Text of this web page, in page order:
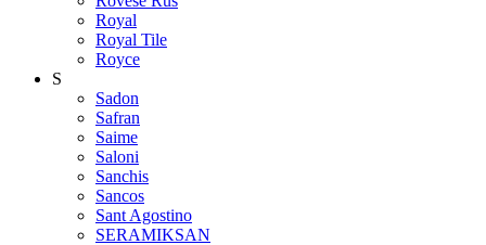
Royal
Royal Tile
Royce
S
Sadon
Safran
Saime
Saloni
Sanchis
Sancos
Sant Agostino
SERAMIKSAN